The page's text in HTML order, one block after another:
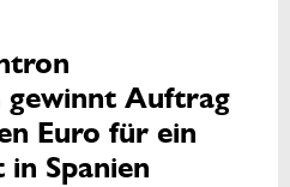
Auftrag
Euro für ein
Spanien